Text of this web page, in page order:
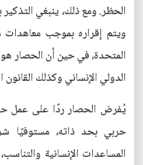
الحظر. ومع ذلك، ينبغي
ويتم إقراره بموجب معاهدات
المتحدة، في حين أن الحصار
الدولي الإنساني وكذلك القانون
يُفرض الحصار ردًا على عمل
حربي بحد ذاته،
المساعدات الإنسانية